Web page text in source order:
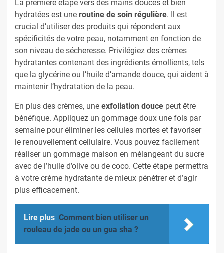
La première étape vers des mains douces et bien
hydratées est une routine de soin régulière. Il est
crucial d’utiliser des produits qui répondent aux
spécificités de votre peau, notamment en fonction de
son niveau de sécheresse. Privilégiez des crèmes
hydratantes contenant des ingrédients émollients, tels
que la glycérine ou l’huile d’amande douce, qui aident à
maintenir l’hydratation de la peau.
En plus des crèmes, une exfoliation douce peut être
bénéfique. Appliquez un gommage doux une fois par
semaine pour éliminer les cellules mortes et favoriser
le renouvellement cellulaire. Vous pouvez facilement
réaliser un gommage maison en mélangeant du sucre
avec de l’huile d’olive ou de coco. Cette étape permettra
à votre crème hydratante de mieux pénétrer et d’agir
plus efficacement.
Lire plus Comment bien utiliser un
rouleau de jade ou un gua sha ?